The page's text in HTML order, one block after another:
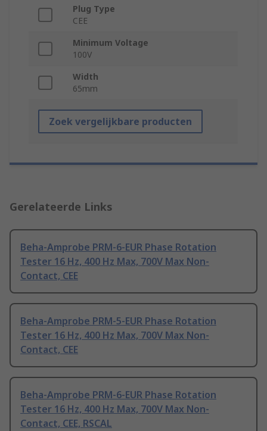
Plug Type
CEE
Minimum Voltage
100V
Width
65mm
Zoek vergelijkbare producten
Gerelateerde Links
Beha-Amprobe PRM-6-EUR Phase Rotation
Tester 16 Hz, 400 Hz Max, 700V Max Non-
Contact, CEE
Beha-Amprobe PRM-5-EUR Phase Rotation
Tester 16 Hz, 400 Hz Max, 700V Max Non-
Contact, CEE
Beha-Amprobe PRM-6-EUR Phase Rotation
Tester 16 Hz, 400 Hz Max, 700V Max Non-
Contact, CEE, RSCAL